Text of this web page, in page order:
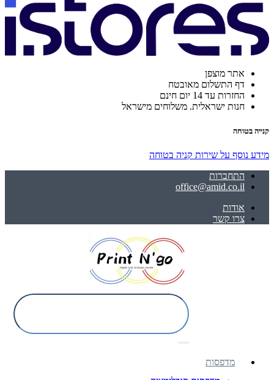
אתר מוצפן
דף התשלום מאובטח
החזרות עד 14 יום חינם
חנות ישראלית. משלוחים מישראל
קנייה בטוחה
מידע נוסף על שירות קניה בטוחה
התחברות
office@amid.co.il
אודות
צרו קשר
מדפסות